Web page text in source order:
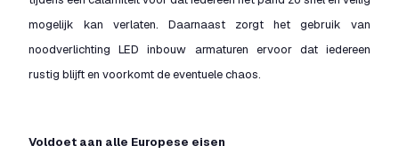
mogelijk kan verlaten. Daarnaast zorgt het gebruik van
noodverlichting LED inbouw armaturen ervoor dat iedereen
rustig blijft en voorkomt de eventuele chaos.
Voldoet aan alle Europese eisen